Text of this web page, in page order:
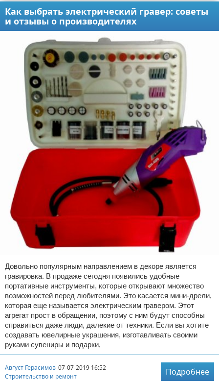
Как выбрать электрический гравер: советы
и отзывы о производителях
Довольно популярным направлением в декоре является
гравировка. В продаже сегодня появились удобные
портативные инструменты, которые открывают множество
возможностей перед любителями. Это касается мини-дрели,
которая еще называется электрическим гравером. Этот
агрегат прост в обращении, поэтому с ним будут способны
справиться даже люди, далекие от техники. Если вы хотите
создавать ювелирные украшения, изготавливать своими
руками сувениры и подарки,
Август Герасимов 07-07-2019 16:52
Строительство и ремонт
Подробнее